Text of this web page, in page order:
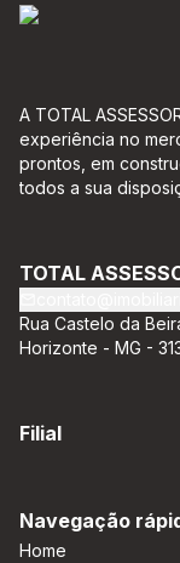
A TOTAL
experiência no
prontos, em
todos a sua
responder-lhe
apartamentos,
imobiliários.
TOTAL
Rua Castelo da
Horizonte - MG -
Filial
Navegação
Home